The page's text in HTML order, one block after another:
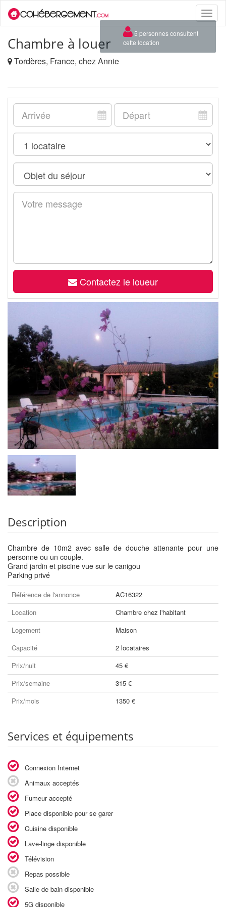
Toggle
Chambre à louer
Tordères, France, chez Annie
Contactez le loueur
Description
Chambre de 10m2 avec salle de douche attenante pour une
personne ou un couple.
Grand jardin et piscine vue sur le canigou
Parking privé
Référence de l'annonce
AC16322
Location
Chambre chez l'habitant
Logement
Maison
Capacité
2 locataires
Prix/nuit
45 €
Prix/semaine
315 €
Prix/mois
1350 €
Services et équipements
Connexion Internet
Animaux acceptés
Fumeur accepté
Place disponible pour se garer
Cuisine disponible
Lave-linge disponible
Télévision
Repas possible
Salle de bain disponible
5G disponible
×
5 personnes consultent
cette location